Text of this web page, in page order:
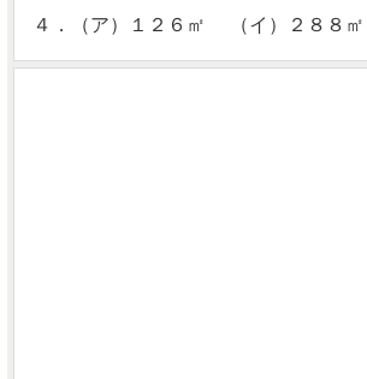
４．（ア）１２６㎡ （イ）２８８㎡